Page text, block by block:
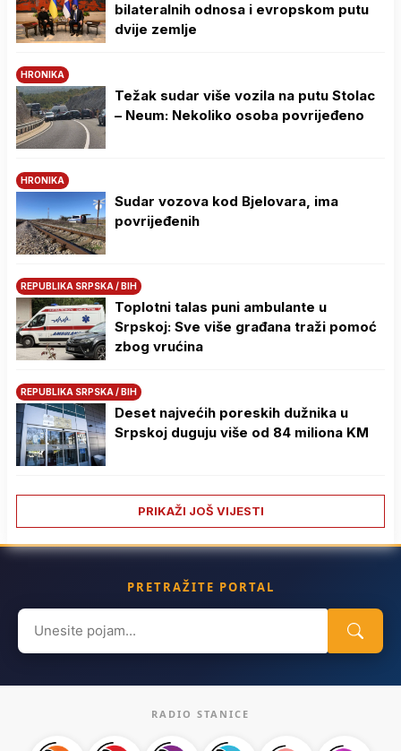
bilateralnih odnosa i evropskom putu
dvije zemlje
HRONIKA
Težak sudar više vozila na putu Stolac
– Neum: Nekoliko osoba povrijeđeno
HRONIKA
Sudar vozova kod Bjelovara, ima
povrijeđenih
REPUBLIKA SRPSKA / BIH
Toplotni talas puni ambulante u
Srpskoj: Sve više građana traži pomoć
zbog vrućina
REPUBLIKA SRPSKA / BIH
Deset najvećih poreskih dužnika u
Srpskoj duguju više od 84 miliona KM
PRIKAŽI JOŠ VIJESTI
PRETRAŽITE PORTAL
Search
for:
RADIO STANICE